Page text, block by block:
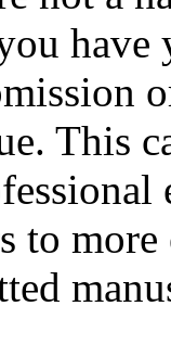
This
to more